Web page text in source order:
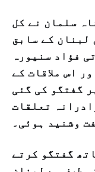
سلمان نے کل
لبنان کے سابق
فؤاد سنیورہ
اس ملاقات کے
گفتگو کی گئی
تعلقات
وشنید ہوئی۔
گفتگو کرتے